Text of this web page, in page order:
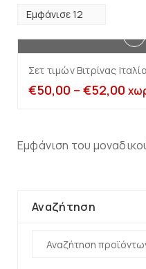
Σετ τιμών Βιτρίνας
€50,00 – €52,00
Εμφάνιση του
Αναζήτηση